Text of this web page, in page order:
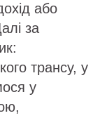
або
за
трансу, у
у